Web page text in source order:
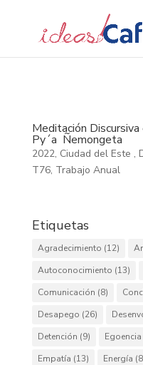
Meditación Discursiva
Py´a Ñemongeta
2022, Ciudad del Este ,
T76, Trabajo Anual
Etiquetas
Agradecimiento (12)
Autoconocimiento (13)
Comunicación (8)
Desapego (26)
Detención (9) Egoencia
Empatía (13) Energía